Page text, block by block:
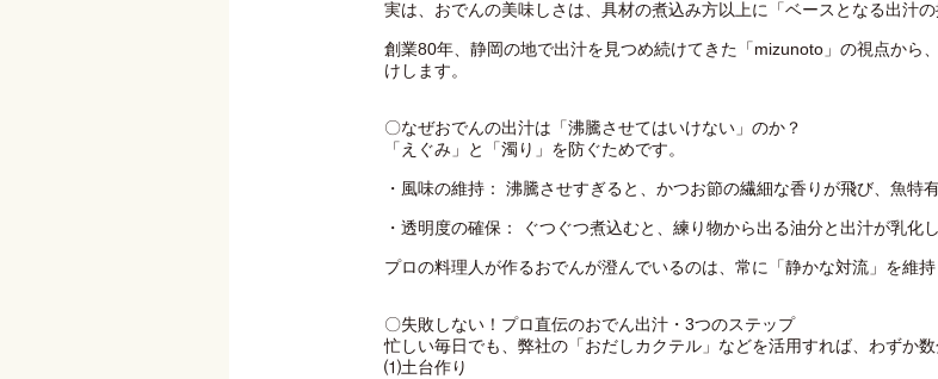
実は、おでんの美味しさは、具材の煮込み方以上に「ベースとなる出汁の
創業80年、静岡の地で出汁を見つめ続けてきた「mizunoto」の視点から
けします。
〇なぜおでんの出汁は「沸騰させてはいけない」のか？
「えぐみ」と「濁り」を防ぐためです。
・風味の維持： 沸騰させすぎると、かつお節の繊細な香りが飛び、魚特
・透明度の確保： ぐつぐつ煮込むと、練り物から出る油分と出汁が乳化
プロの料理人が作るおでんが澄んでいるのは、常に「静かな対流」を維持
〇失敗しない！プロ直伝のおでん出汁・3つのステップ
忙しい毎日でも、弊社の「おだしカクテル」などを活用すれば、わずか数
⑴土台作り